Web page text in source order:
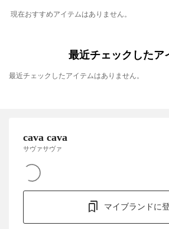
現在おすすめアイテムはありません。
最近チェックしたア
最近チェックしたアイテムはありません。
cava cava
サヴァサヴァ
マイブランドに